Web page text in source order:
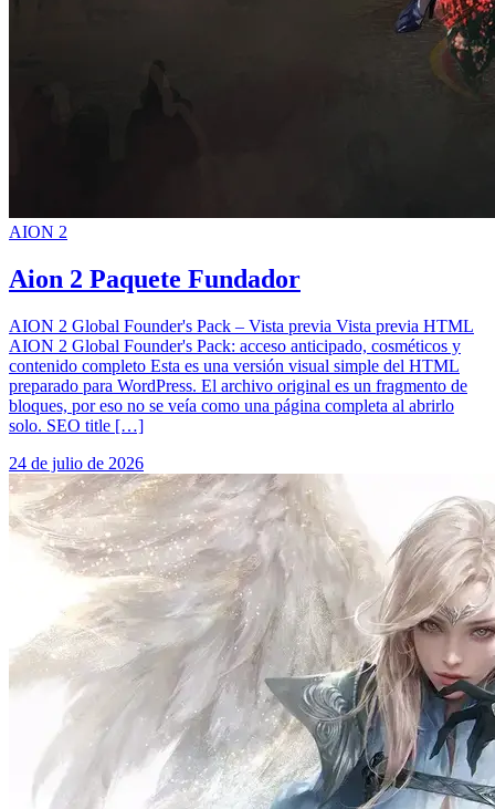
AION 2
Aion 2 Paquete Fundador
AION 2 Global Founder's Pack – Vista previa Vista previa HTML
AION 2 Global Founder's Pack: acceso anticipado, cosméticos y
contenido completo Esta es una versión visual simple del HTML
preparado para WordPress. El archivo original es un fragmento de
bloques, por eso no se veía como una página completa al abrirlo
solo. SEO title […]
24 de julio de 2026